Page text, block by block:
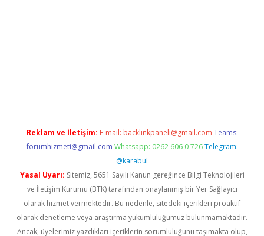
Reklam ve İletişim: E-mail: backlinkpaneli@gmail.com Teams:
forumhizmeti@gmail.com Whatsapp: 0262 606 0 726 Telegram:
@karabul
Yasal Uyarı: Sitemiz, 5651 Sayılı Kanun gereğince Bilgi Teknolojileri
ve İletişim Kurumu (BTK) tarafından onaylanmış bir Yer Sağlayıcı
olarak hizmet vermektedir. Bu nedenle, sitedeki içerikleri proaktif
olarak denetleme veya araştırma yükümlülüğümüz bulunmamaktadır.
Ancak, üyelerimiz yazdıkları içeriklerin sorumluluğunu taşımakta olup,